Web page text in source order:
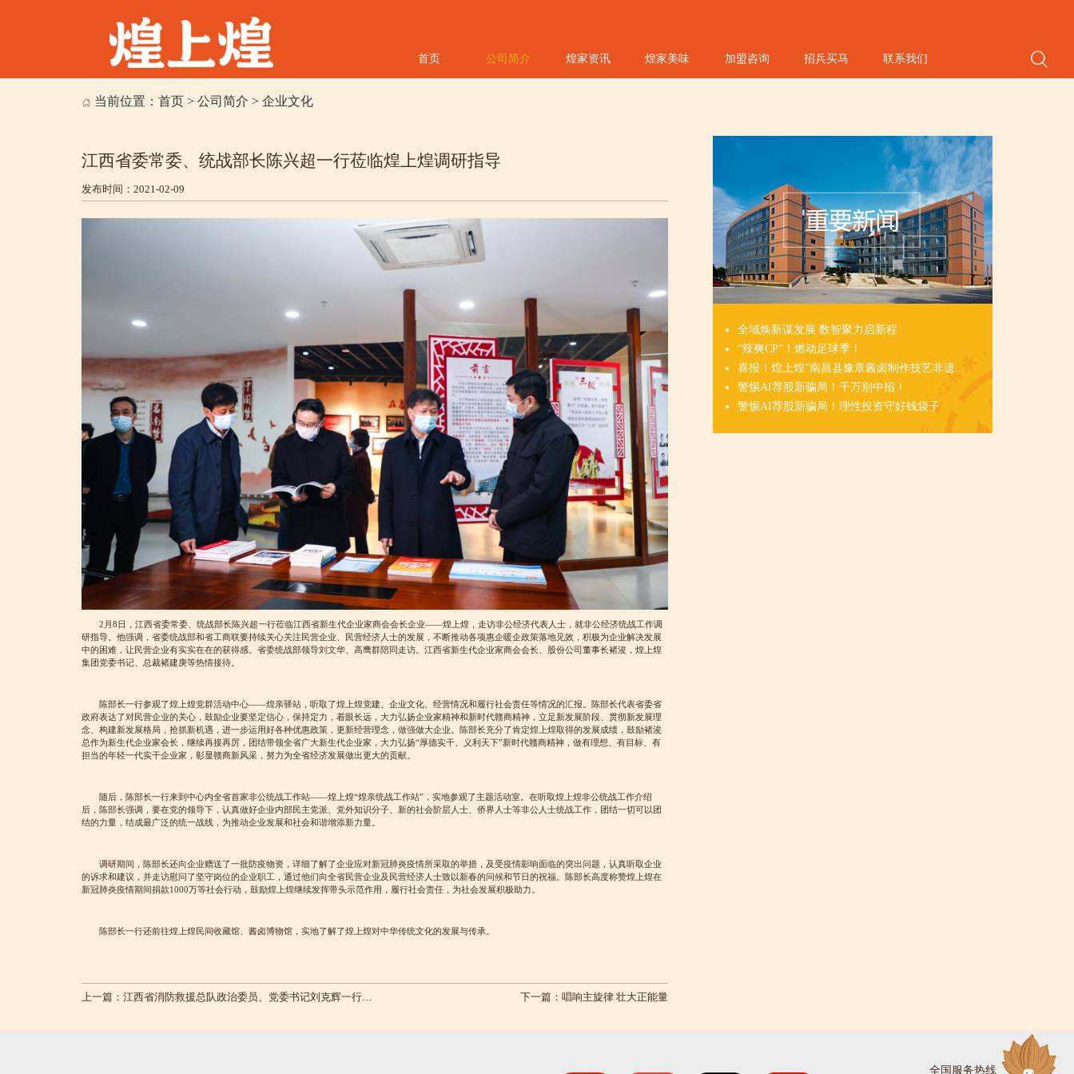
首页 公司简介 煌家资讯 煌家美味 加盟咨询 招兵买马 联系我们
当前位置： 首页> 公司简介 > 企业文化
江西省委常委、统战部长陈兴超一行莅临煌上煌调研指导
发布时间：2021-02-09
2月8日，江西省委常委、统战部长陈兴超一行莅临江西省新生代企业家商会会长企业——煌上煌，走访非公经济代表人士，就非公经济统战工作调
研指导。他强调，省委统战部和省工商联要持续关心关注民营企业、民营经济人士的发展，不断推动各项惠企暖企政策落地见效，积极为企业解决发展
中的困难，让民营企业有实实在在的获得感。省委统战部领导刘文华、高鹰群陪同走访。江西省新生代企业家商会会长、股份公司董事长褚浚，煌上煌
集团党委书记、总裁褚建庚等热情接待。
陈部长一行参观了煌上煌党群活动中心——煌亲驿站，听取了煌上煌党建、企业文化、经营情况和履行社会责任等情况的汇报。陈部长代表省委省
政府表达了对民营企业的关心，鼓励企业要坚定信心，保持定力，着眼长远，大力弘扬企业家精神和新时代赣商精神，立足新发展阶段、贯彻新发展理
念、构建新发展格局，抢抓新机遇，进一步运用好各种优惠政策，更新经营理念，做强做大企业。陈部长充分了肯定煌上煌取得的发展成绩，鼓励褚浚
总作为新生代企业家会长，继续再接再厉，团结带领全省广大新生代企业家，大力弘扬“厚德实干、义利天下”新时代赣商精神，做有理想、有目标、有
担当的年轻一代实干企业家，彰显赣商新风采，努力为全省经济发展做出更大的贡献。
随后，陈部长一行来到中心内全省首家非公统战工作站——煌上煌“煌亲统战工作站”，实地参观了主题活动室。在听取煌上煌非公统战工作介绍
后，陈部长强调，要在党的领导下，认真做好企业内部民主党派、党外知识分子、新的社会阶层人士、侨界人士等非公人士统战工作，团结一切可以团
结的力量，结成最广泛的统一战线，为推动企业发展和社会和谐增添新力量。
调研期间，陈部长还向企业赠送了一批防疫物资，详细了解了企业应对新冠肺炎疫情所采取的举措，及受疫情影响面临的突出问题，认真听取企业
的诉求和建议，并走访慰问了坚守岗位的企业职工，通过他们向全省民营企业及民营经济人士致以新春的问候和节日的祝福。陈部长高度称赞煌上煌在
新冠肺炎疫情期间捐款1000万等社会行动，鼓励煌上煌继续发挥带头示范作用，履行社会责任，为社会发展积极助力。
陈部长一行还前往煌上煌民间收藏馆、酱卤博物馆，实地了解了煌上煌对中华传统文化的发展与传承。
全域焕新谋发展 数智聚力启新程
“辣爽CP”！燃动足球季！
喜报！煌上煌“南昌县豫章酱卤制作技艺非遗...
警惕AI荐股新骗局！千万别中招！
警惕AI荐股新骗局！理性投资守好钱袋子
上一篇： 江西省消防救援总队政治委员、党委书记刘克辉一行莅临煌上煌参观调研 下一篇：唱响主旋律 壮大正能量
全国服务热线